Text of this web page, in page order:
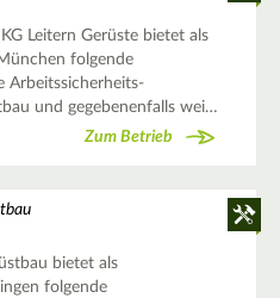
Leitern Gerüste bietet als
folgende
Arbeitssicherheits-
und gegebenenfalls wei…
Zum Betrieb
bietet als
folgende